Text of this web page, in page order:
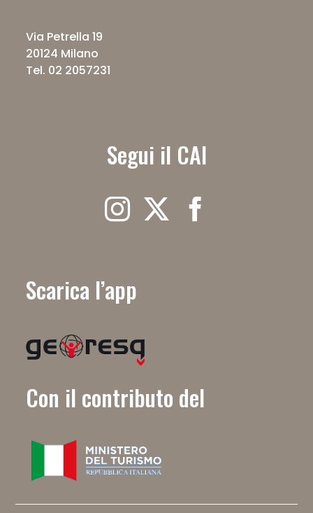
Via Petrella 19
20124 Milano
Tel. 02 2057231
Segui il CAI
Scarica l’app
Con il contributo del